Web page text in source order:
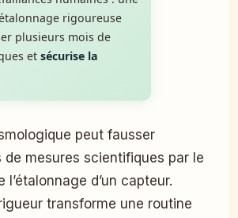
rigoureuse
plusieurs mois de
et sécurise la
de mesures scientifiques par le
l’étalonnage d’un capteur.
transforme une routine